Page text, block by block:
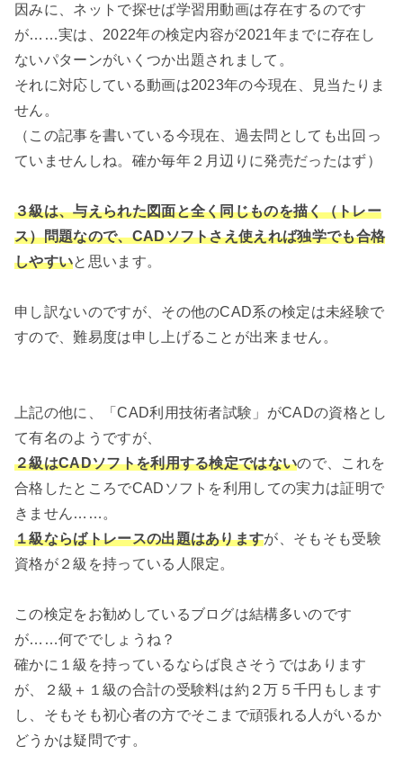
因みに、ネットで探せば学習用動画は存在するのです
が……実は、2022年の検定内容が2021年までに存在し
ないパターンがいくつか出題されまして。
それに対応している動画は2023年の今現在、見当たりま
せん。
（この記事を書いている今現在、過去問としても出回っ
ていませんしね。確か毎年２月辺りに発売だったはず）
３級は、与えられた図面と全く同じものを描く（トレー
ス）問題なので、CADソフトさえ使えれば独学でも合格
しやすいと思います。
申し訳ないのですが、その他のCAD系の検定は未経験で
すので、難易度は申し上げることが出来ません。
上記の他に、「CAD利用技術者試験」がCADの資格とし
て有名のようですが、
２級はCADソフトを利用する検定ではないので、これを
合格したところでCADソフトを利用しての実力は証明で
きません……。
１級ならばトレースの出題はありますが、そもそも受験
資格が２級を持っている人限定。
この検定をお勧めしているブログは結構多いのです
が……何ででしょうね？
確かに１級を持っているならば良さそうではあります
が、２級＋１級の合計の受験料は約２万５千円もします
し、そもそも初心者の方でそこまで頑張れる人がいるか
どうかは疑問です。